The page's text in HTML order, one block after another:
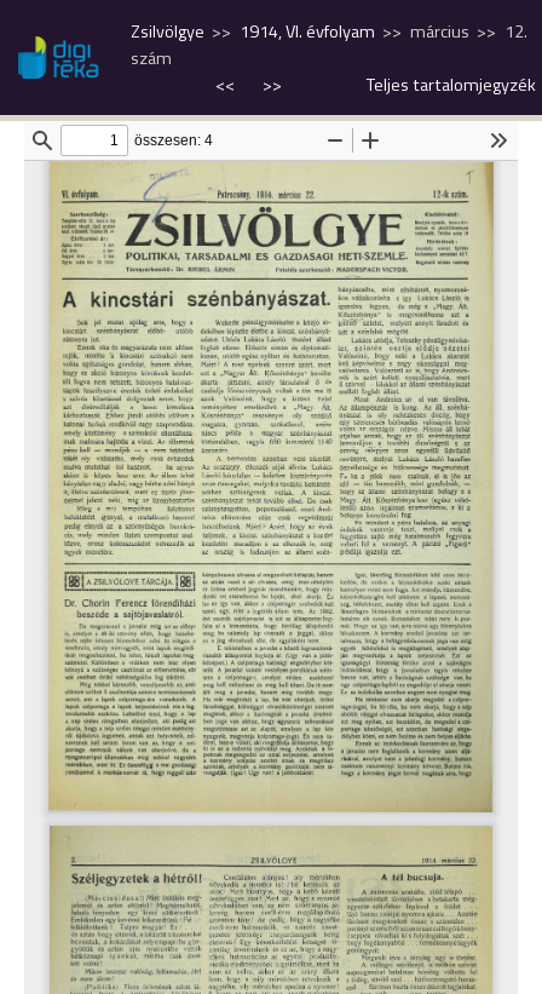
Zsilvölgye 1914, VI. évfolyam március
12.
szám
<<
>> Teljes tartalomjegyzék